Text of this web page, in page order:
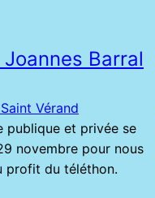
Barral
Vérand
publique et privée se
novembre pour nous
profit du téléthon.